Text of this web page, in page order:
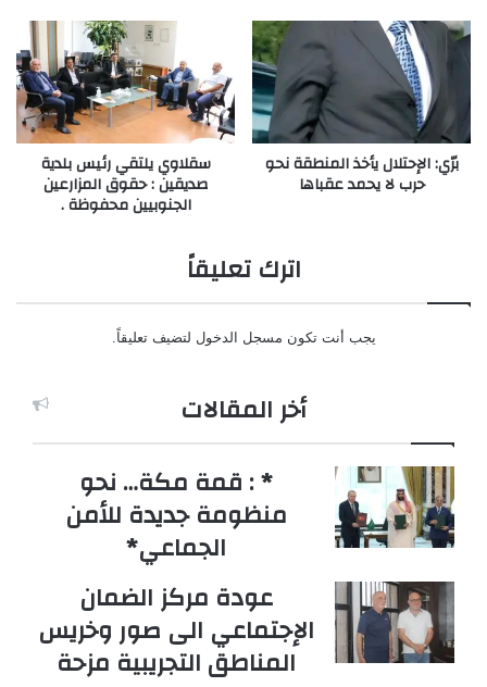
برّي: الإحتلال يأخذ المنطقة نحو
حرب لا يحمد عقباها
سقلاوي يلتقي رئيس بلدية
صديقين : حقوق المزارعين
الجنوبيين محفوظة .
اترك تعليقاً
يجب أنت تكون مسجل الدخول لتضيف تعليقاً.
أخر المقالات
* : قمة مكة… نحو
منظومة جديدة للأمن
الجماعي*
عودة مركز الضمان
الإجتماعي الى صور وخريس
المناطق التجريبية مزحة